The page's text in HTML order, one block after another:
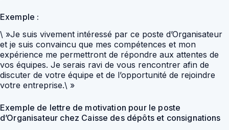
Exemple :
\ »Je suis vivement intéressé par ce poste d’Organisateur
et je suis convaincu que mes compétences et mon
expérience me permettront de répondre aux attentes de
vos équipes. Je serais ravi de vous rencontrer afin de
discuter de votre équipe et de l’opportunité de rejoindre
votre entreprise.\ »
Exemple de lettre de motivation pour le poste
d’Organisateur chez Caisse des dépôts et consignations